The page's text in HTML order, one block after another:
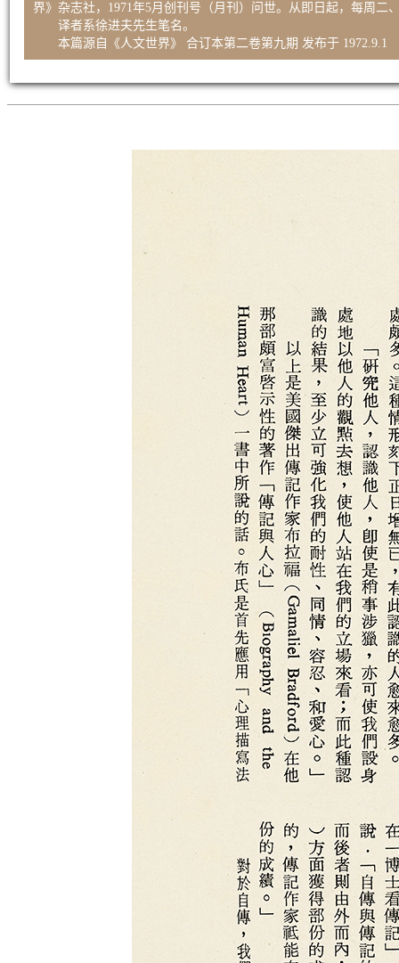
界》杂志社，1971年5月创刊号（月刊）问世。从即日起，每周
译者系徐进夫先生笔名。
本篇源自《人文世界》 合订本第二卷第九期 发布于 1972.9.1